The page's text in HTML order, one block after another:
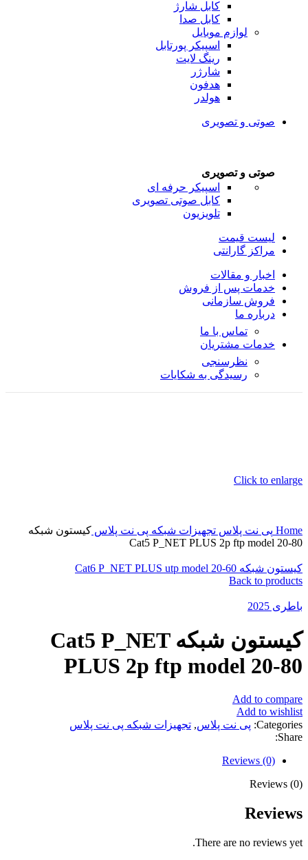
کابل شارژ
کابل صدا
لوازم موبایل
اسپیکر پورتابل
رینگ لایت
شارژر
هدفون
هولدر
صوتی و تصویری
صوتی و تصویری
اسپیکر حرفه ای
کابل صوتی تصویری
تلویزیون
لیست قیمت
مراکز گارانتی
اخبار و مقالات
خدمات پس از فروش
فروش سازمانی
درباره ما
تماس با ما
خدمات مشتریان
نظرسنجی
رسیدگی به شکایات
Click to enlarge
Home پی نت پلاس تجهیزات شبکه پی نت پلاس کیستون شبکه
Cat5 P_NET PLUS 2p ftp model 20-80
کیستون شبکه Cat6 P_NET PLUS utp model 20-60
Back to products
باطری 2025
کیستون شبکه Cat5 P_NET
PLUS 2p ftp model 20-80
Add to compare
Add to wishlist
Categories: پی نت پلاس, تجهیزات شبکه پی نت پلاس
Share:
Reviews (0)
Reviews (0)
Reviews
There are no reviews yet.